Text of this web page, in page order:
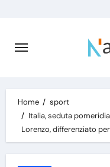
content
Home
sport
Italia, seduta
Lorenzo, differenziato